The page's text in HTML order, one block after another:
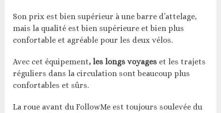
Son prix est bien supérieur à une barre d’attelage,
mais la qualité est bien supérieure et bien plus
confortable et agréable pour les deux vélos.
Avec cet équipement, les longs voyages et les trajets
réguliers dans la circulation sont beaucoup plus
confortables et sûrs.
La roue avant du FollowMe est toujours soulevée du